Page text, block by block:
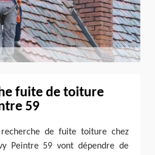
fuite de toiture
59
de fuite toiture chez
Peintre 59 vont dépendre de